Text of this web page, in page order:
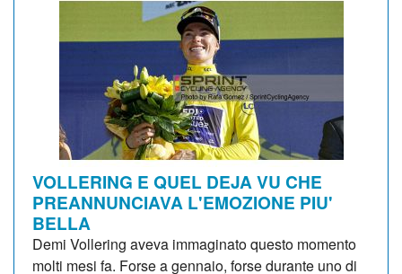
VOLLERING E QUEL DEJA VU CHE
PREANNUNCIAVA L'EMOZIONE PIU'
BELLA
Demi Vollering aveva immaginato questo momento
molti mesi fa. Forse a gennaio, forse durante uno di